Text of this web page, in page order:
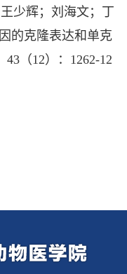
少辉；刘海文；丁
的克隆表达和单克
（12）：1262-12